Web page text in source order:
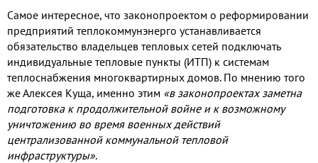
Самое интересное, что законопроектом о реформировании
предприятий теплокоммунэнерго устанавливается
обязательство владельцев тепловых сетей подключать
индивидуальные тепловые пункты (ИТП) к системам
теплоснабжения многоквартирных домов. По мнению того
же Алексея Куща, именно этим «в законопроектах заметна
подготовка к продолжительной войне и к возможному
уничтожению во время военных действий
централизованной коммунальной тепловой
инфраструктуры».